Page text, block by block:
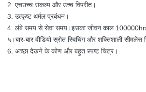
2. एचउच्च संकल्प और उच्च विपरीत।
3. उत्कृष्ट थर्मल प्रबंधन।
4. लंबे समय से सेवा समय।इसका जीवन काल
५।बार-बार वीडियो स्रोत स्विचिंग और शक्तिशाली सीमलेस
6. अच्छा देखने के कोण और बहुत स्पष्ट चित्र।